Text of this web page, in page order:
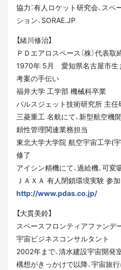
協力：有人ロケット研究会、ス
ション、SORAE.JP
【緒川修治】
ＰＤエアロスペース（株）代表取
1970年 5月 愛知県名古屋市生
考案の手伝い
福井大学 工学部 機械科卒業
パルスジェット技術研究所 主任
三菱重工 名航にて、新型航空機
頼性管理関連業務担当
東北大学大学院 航空宇宙工学(
修了
アイシン精機にて、過給機、可
ＪＡＸＡ 有人閉鎖環境実験 参加
http://www.pdas.co.jp/
【大貫美鈴】
スペースフロンティアファンデ
宇宙ビジネスコンサルタント
2002年まで、清水建設宇宙開発
構想がきっかけで以降、宇宙旅